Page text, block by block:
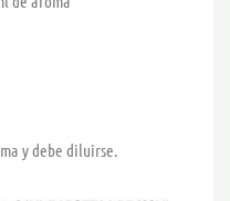
y debe diluirse.